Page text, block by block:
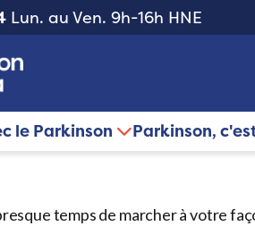
Lun. au Ven. 9h-16h HNE
le Parkinson Parkinson,
temps de marcher à votre